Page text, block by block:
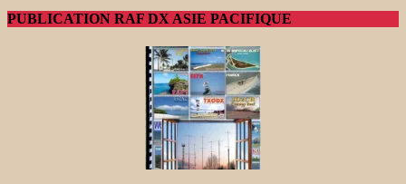
PUBLICATION RAF DX ASIE PACIFIQUE